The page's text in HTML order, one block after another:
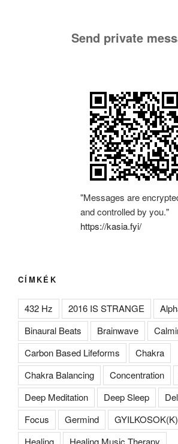
Send private
"Messages are
and controlled by you."
https://kasia.fyi/
CÍMKÉK
432 Hz 2016 IS STRANGE
Binaural Beats
Brainwave
Carbon Based Lifeforms
Chakra
Chakra Balancing
Concentration
Deep Meditation
Deep Sleep
Focus
Germind